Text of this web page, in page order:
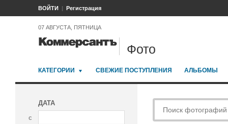
ВОЙТИ Регистрация
07 АВГУСТА, ПЯТНИЦА
Фото
КАТЕГОРИИ СВЕЖИЕ ПОСТУПЛЕНИЯ АЛЬБОМЫ
ДАТА
с